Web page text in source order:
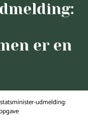
er en
udmelding: